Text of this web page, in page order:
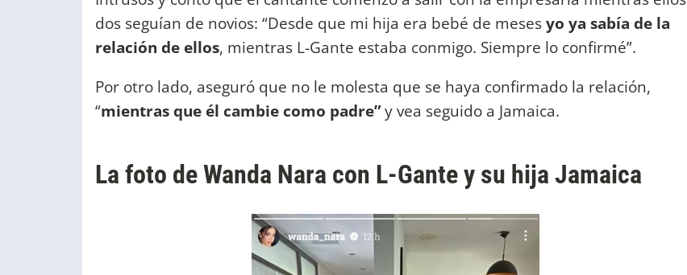
dos seguían de novios: “Desde que mi hija era bebé de mesesyo ya sabía de la
relación de ellos, mientras L-Gante estaba conmigo. Siempre lo confirmé”.
Por otro lado, aseguró que no le molesta que se haya confirmado la relación,
“mientras que él cambie como padre”y vea seguido a Jamaica.
La foto de Wanda Nara con L-Gante y su hija Jamaica